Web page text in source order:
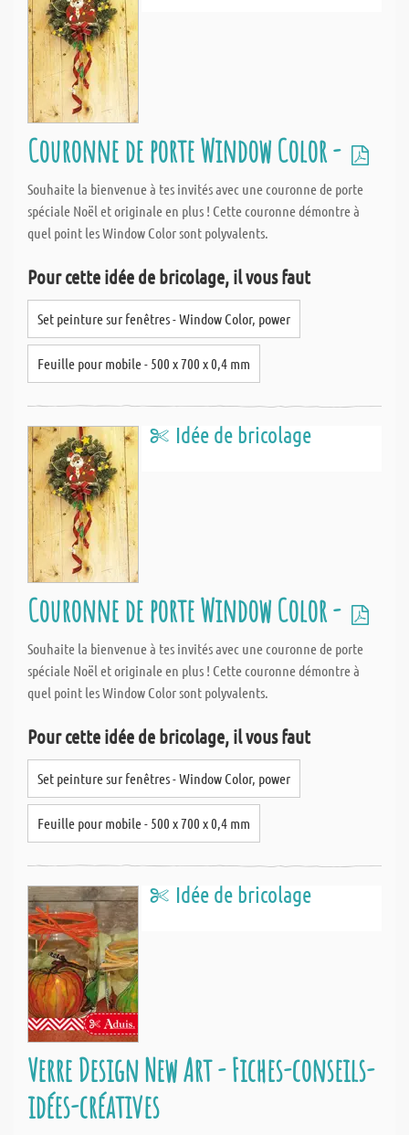
Couronne de porte Window Color -
Souhaite la bienvenue à tes invités avec une couronne de porte
spéciale Noël et originale en plus ! Cette couronne démontre à
quel point les Window Color sont polyvalents.
Pour cette idée de bricolage, il vous faut
Set peinture sur fenêtres - Window Color, power
Feuille pour mobile - 500 x 700 x 0,4 mm
Idée de bricolage
Couronne de porte Window Color -
Souhaite la bienvenue à tes invités avec une couronne de porte
spéciale Noël et originale en plus ! Cette couronne démontre à
quel point les Window Color sont polyvalents.
Pour cette idée de bricolage, il vous faut
Set peinture sur fenêtres - Window Color, power
Feuille pour mobile - 500 x 700 x 0,4 mm
Idée de bricolage
Verre Design New Art - Fiches-conseils-
idées-créatives